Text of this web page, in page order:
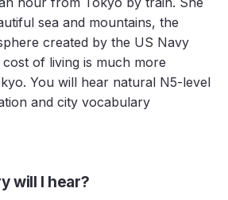
sea and mountains, the
created by the US Navy
of living is much more
You will hear natural N5-level
and city vocabulary
will I hear?